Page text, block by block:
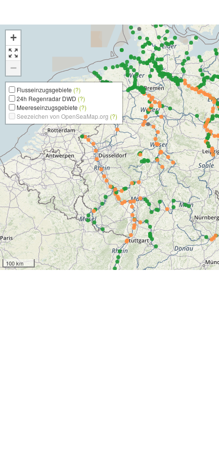
+
−
Flusseinzugsgebiete (?)
24h Regenradar DWD (?)
Meereseinzugsgebiete (?)
Seezeichen von OpenSeaMap.org (?)
100 km